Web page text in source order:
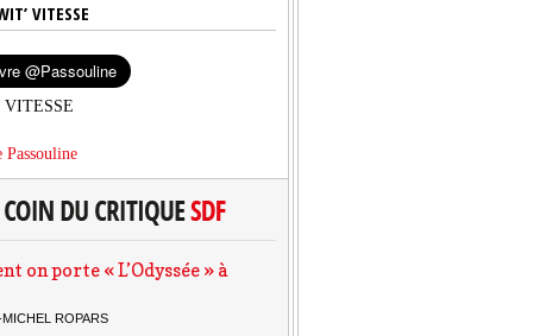
VITESSE
VITESSE
Passouline
on porte « L’Odyssée » à
ROPARS